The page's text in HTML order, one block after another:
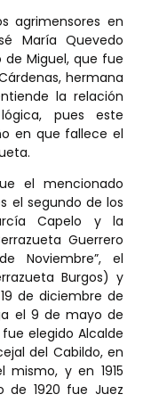
agrimensores en
María Quevedo
Miguel, que fue
hermana
la relación
pues este
en que fallece el
el mencionado
el segundo de los
Capelo y la
Guerrero
Noviembre”, el
Burgos) y
de diciembre de
el 9 de mayo de
fue elegido Alcalde
del Cabildo, en
mismo, y en 1915
de 1920 fue Juez